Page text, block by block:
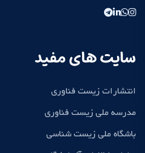
سایت های مفید
انتشارات زیست فناوری
مدرسه ملی زیست فناوری
باشگاه ملی زیست شناسی